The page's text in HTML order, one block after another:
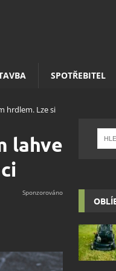
SPOTŘEBITEL
hrdlem. Lze si
lahve